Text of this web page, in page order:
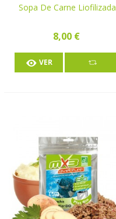
Sopa De Carne Liofilizada
8,00 €
VER